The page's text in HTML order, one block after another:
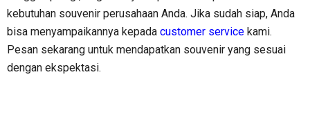
kebutuhan souvenir perusahaan Anda. Jika sudah siap, Anda
bisa menyampaikannya kepada customer service kami.
Pesan sekarang untuk mendapatkan souvenir yang sesuai
dengan ekspektasi.